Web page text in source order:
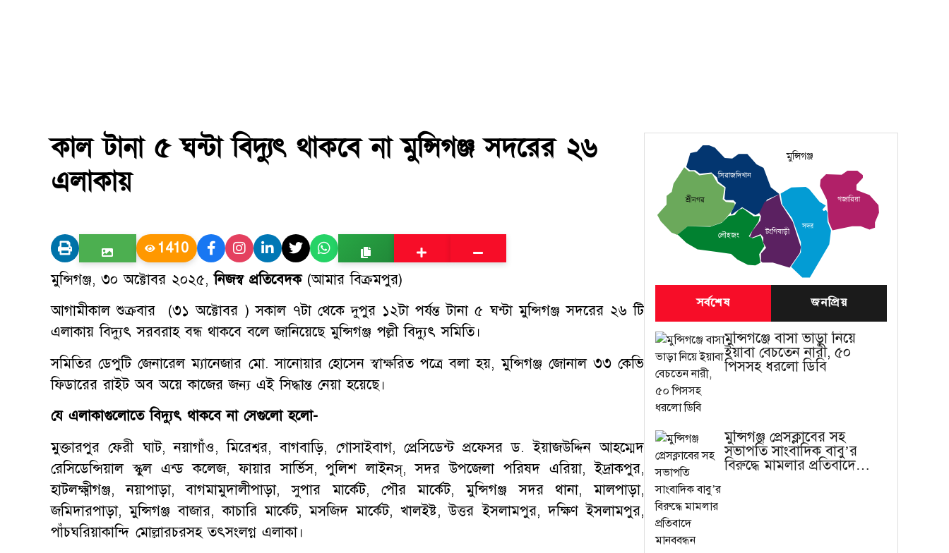
কাল টানা ৫ ঘন্টা বিদ্যুৎ থাকবে না মুন্সিগঞ্জ সদরের ২৬
এলাকায়
1410
মুন্সিগঞ্জ, ৩০ অক্টোবর ২০২৫,নিজস্ব প্রতিবেদক(আমার বিক্রমপুর)
আগামীকাল শুক্রবার (৩১ অক্টোবর ) সকাল ৭টা থেকে দুপুর ১২টা পর্যন্ত টানা ৫ ঘন্টা মুন্সিগঞ্জ সদরের ২৬ টি
এলাকায় বিদ্যুৎ সরবরাহ বন্ধ থাকবে বলে জানিয়েছে মুন্সিগঞ্জ পল্লী বিদ্যুৎ সমিতি।
সমিতির ডেপুটি জেনারেল ম্যানেজার মো. সানোয়ার হোসেন স্বাক্ষরিত পত্রে বলা হয়, মুন্সিগঞ্জ জোনাল ৩৩ কেভি
ফিডারের রাইট অব অয়ে কাজের জন্য এই সিদ্ধান্ত নেয়া হয়েছে।
যে এলাকাগুলোতে বিদ্যুৎ থাকবে না সেগুলো হলো-
মুক্তারপুর ফেরী ঘাট, নয়াগাঁও, মিরেশ্বর, বাগবাড়ি, গোসাইবাগ, প্রেসিডেন্ট প্রফেসর ড. ইয়াজউদ্দিন আহম্মেদ
রেসিডেন্সিয়াল স্কুল এন্ড কলেজ, ফায়ার সার্ভিস, পুলিশ লাইনস্, সদর উপজেলা পরিষদ এরিয়া, ইদ্রাকপুর,
হাটলক্ষ্মীগঞ্জ, নয়াপাড়া, বাগমামুদালীপাড়া, সুপার মার্কেট, পৌর মার্কেট, মুন্সিগঞ্জ সদর থানা, মালপাড়া,
জমিদারপাড়া, মুন্সিগঞ্জ বাজার, কাচারি মার্কেট, মসজিদ মার্কেট, খালইষ্ট, উত্তর ইসলামপুর, দক্ষিণ ইসলামপুর,
পাঁচঘরিয়াকান্দি মোল্লারচরসহ তৎসংলগ্ন এলাকা।
শ্রীনগর
সিরাজদিখান
টংগিবাড়ী
সদর
গজারিয়া
লৌহজং
মুন্সিগঞ্জ
সর্বশেষ জনপ্রিয়
মুন্সিগঞ্জে বাসা ভাড়া নিয়ে
ইয়াবা বেচতেন নারী, ৫০
পিসসহ ধরলো ডিবি
মুন্সিগঞ্জ প্রেসক্লাবের সহ
সভাপতি সাংবাদিক বাবু’র
বিরুদ্ধে মামলার প্রতিবাদে